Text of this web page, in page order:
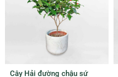
Cây Hải đường chậu sứ